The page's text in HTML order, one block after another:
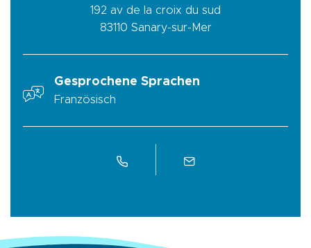
192 av de la croix du sud
83110 Sanary-sur-Mer
Gesprochene Sprachen
Französisch